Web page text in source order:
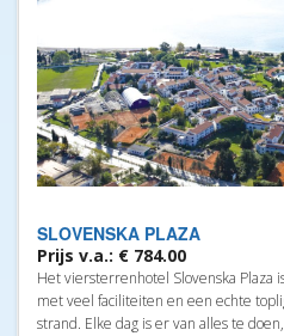
SLOVENSKA PLAZA
Prijs v.a.: € 784.00
Het viersterrenhotel Slovenska Plaza
met veel faciliteiten en een echte
strand. Elke dag is er van alles te